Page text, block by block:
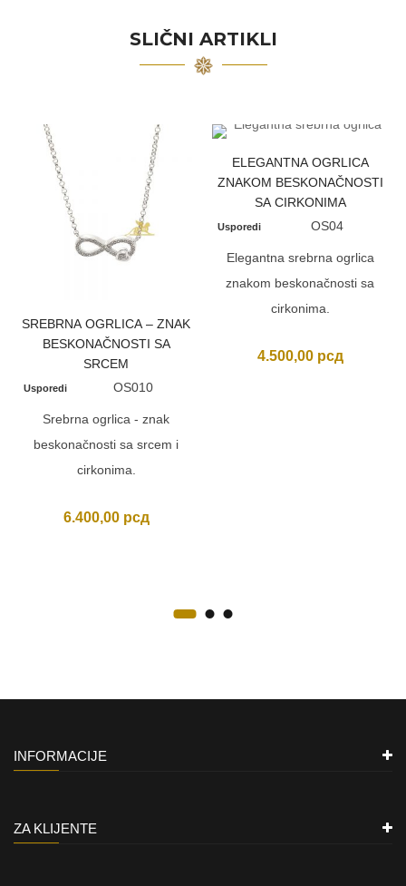
SLIČNI ARTIKLI
SREBRNA OGRLICA – ZNAK
BESKONAČNOSTI SA
SRCEM
Usporedi OS010
Srebrna ogrlica - znak
beskonačnosti sa srcem i
cirkonima.
6.400,00 рсд
ELEGANTNA OGRLICA
ZNAKOM BESKONAČNOSTI
SA CIRKONIMA
Usporedi OS04
Elegantna srebrna ogrlica
znakom beskonačnosti sa
cirkonima.
4.500,00 рсд
INFORMACIJE
ZA KLIJENTE